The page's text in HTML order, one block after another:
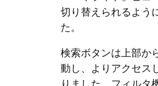
切り替えられるよう
た。
検索ボタンは上部か
動し、よりアクセス